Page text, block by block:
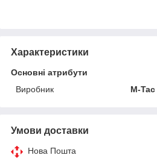
Характеристики
Основні атрибути
Виробник
M-Tac
Умови доставки
Нова Пошта